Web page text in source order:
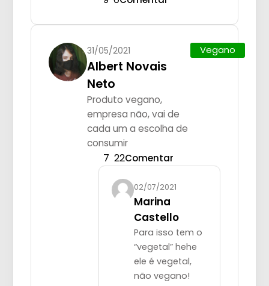
31/05/2021
Albert Novais
Neto
Produto vegano,
empresa não, vai de
cada um a escolha de
consumir
Vegano
7 22Comentar
02/07/2021
Marina
Castello
Para isso tem o
“vegetal” hehe
ele é vegetal,
não vegano!